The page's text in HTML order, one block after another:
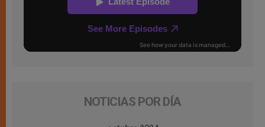
NOTICIAS POR DÍA